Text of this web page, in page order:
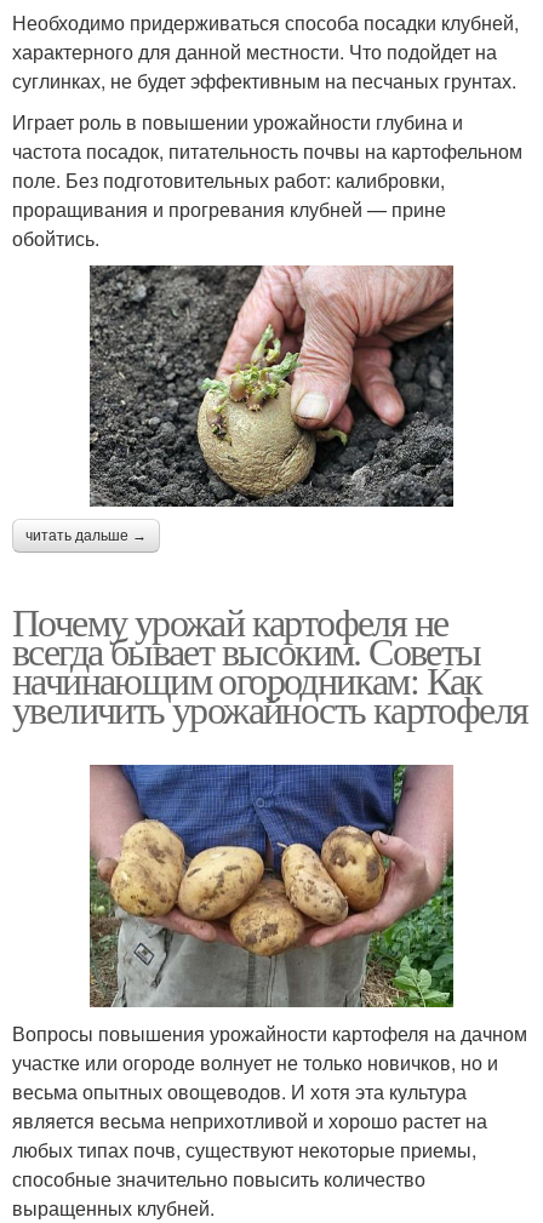
Необходимо придерживаться способа посадки клубней,
характерного для данной местности. Что подойдет на
суглинках, не будет эффективным на песчаных грунтах.
Играет роль в повышении урожайности глубина и
частота посадок, питательность почвы на картофельном
поле. Без подготовительных работ: калибровки,
проращивания и прогревания клубней — прине
обойтись.
читать дальше →
Почему урожай картофеля не
всегда бывает высоким. Советы
начинающим огородникам: Как
увеличить урожайность картофеля
Вопросы повышения урожайности картофеля на дачном
участке или огороде волнует не только новичков, но и
весьма опытных овощеводов. И хотя эта культура
является весьма неприхотливой и хорошо растет на
любых типах почв, существуют некоторые приемы,
способные значительно повысить количество
выращенных клубней.